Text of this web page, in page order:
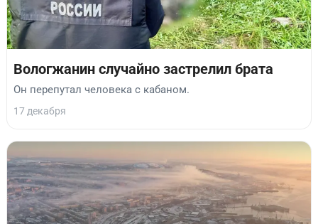
Вологжанин случайно застрелил брата
Он перепутал человека с кабаном.
17 декабря